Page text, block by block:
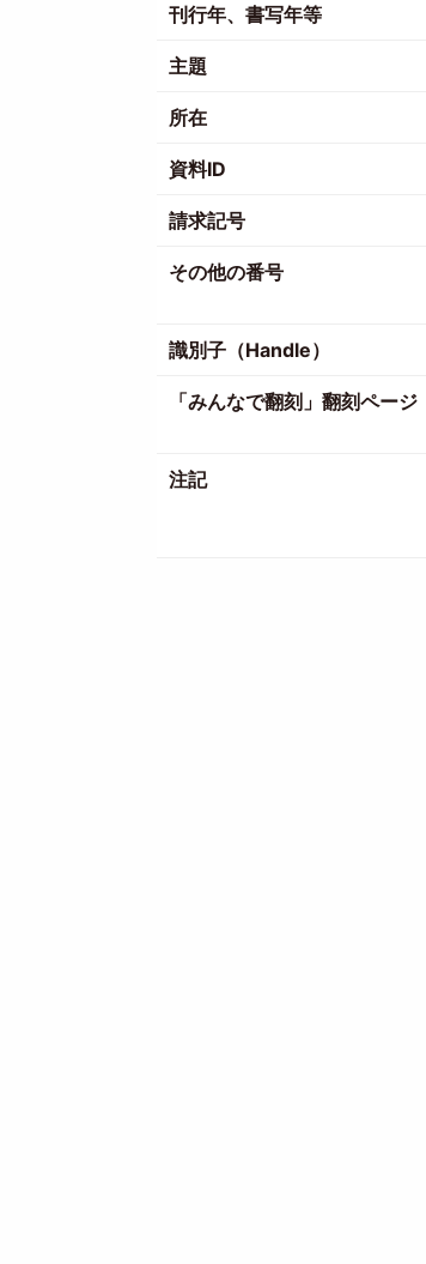
刊行年、書写年等
主題
所在
資料ID
請求記号
その他の番号
識別子（Handle）
「みんなで翻刻」翻刻ページ
注記